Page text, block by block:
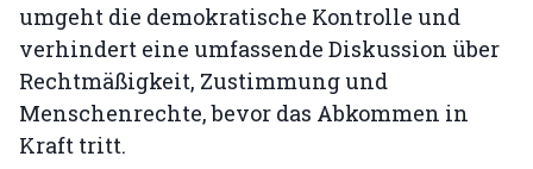
umgeht die demokratische Kontrolle und
verhindert eine umfassende Diskussion über
Rechtmäßigkeit, Zustimmung und
Menschenrechte, bevor das Abkommen in
Kraft tritt.